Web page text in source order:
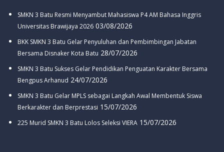
SMKN 3 Batu Resmi Menyambut Mahasiswa P4 AM Bahasa Inggris
Universitas Brawijaya 2026 03/08/2026
BKK SMKN 3 Batu Gelar Penyuluhan dan Pembimbingan Jabatan
Bersama Disnaker Kota Batu 28/07/2026
SMKN 3 Batu Sukses Gelar Pendidikan Penguatan Karakter Bersama
Bengpus Arhanud 24/07/2026
SMKN 3 Batu Gelar MPLS sebagai Langkah Awal Membentuk Siswa
Berkarakter dan Berprestasi 15/07/2026
225 Murid SMKN 3 Batu Lolos Seleksi VIERA 15/07/2026